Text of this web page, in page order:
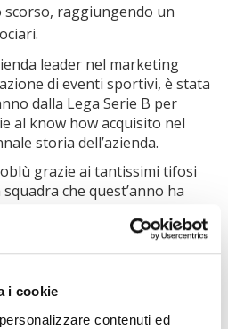
i cookie
contenuti ed
scorso, raggiungendo un
leader nel marketing
di eventi sportivi, è stata
dalla Lega Serie B per
al know how acquisito nel
storia dell’azienda.
grazie ai tantissimi tifosi
che quest’anno ha
premiazione è stata il fiore
chiamata all’americana dei
di questo fantastico